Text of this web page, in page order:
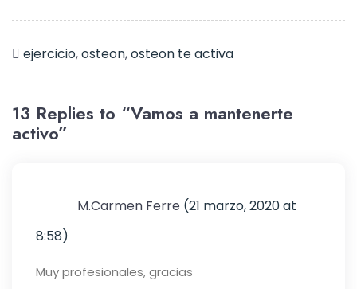
ejercicio,osteon,osteon te activa
13 Replies to “Vamos a mantenerte
activo”
M.Carmen Ferre (21 marzo, 2020 at
8:58)
Muy profesionales, gracias